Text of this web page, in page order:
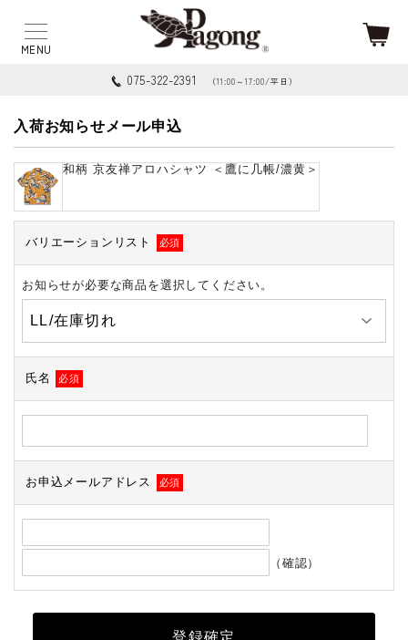
075-322-2391 （11:00～17:00/平日）
入荷お知らせメール申込
和柄 京友禅アロハシャツ ＜鷹に几帳/濃黄＞
バリエーションリスト 必須
お知らせが必要な商品を選択してください。
氏名 必須
お申込メールアドレス 必須
（確認）